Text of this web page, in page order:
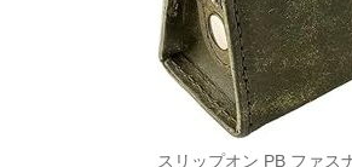
スリップオン PB ファス